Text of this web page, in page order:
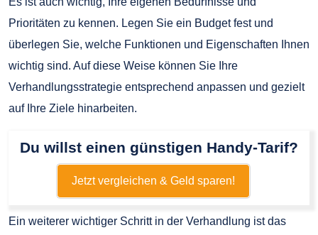
Prioritäten zu kennen. Legen Sie ein Budget fest und
überlegen Sie, welche Funktionen und Eigenschaften Ihnen
wichtig sind. Auf diese Weise können Sie Ihre
Verhandlungsstrategie entsprechend anpassen und gezielt
auf Ihre Ziele hinarbeiten.
Du willst einen günstigen Handy-Tarif?
Jetzt vergleichen & Geld sparen!
Ein weiterer wichtiger Schritt in der Verhandlung ist das